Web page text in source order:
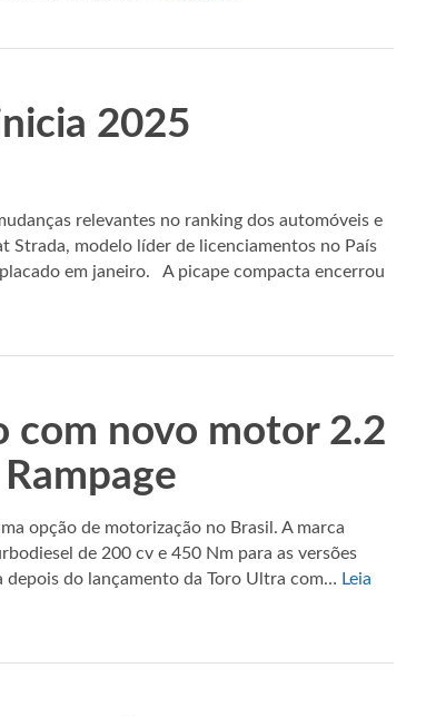
2025
relevantes no ranking dos automóveis e
Strada, modelo líder de licenciamentos no País
em janeiro. A picape compacta encerrou
com novo motor 2.2
opção de motorização no Brasil. A marca
de 200 cv e 450 Nm para as versões
depois do lançamento da Toro Ultra com… Leia